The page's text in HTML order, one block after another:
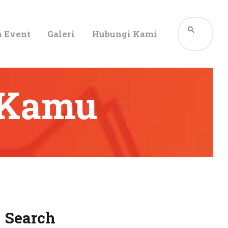
Event Galeri Hubungi Kami
Search